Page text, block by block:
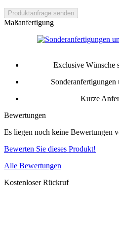
Produktanfrage senden
Maßanfertigung
Exclusive Wünsche
Kurze
Bewertungen
Es liegen noch keine Bewertungen
Bewerten Sie dieses Produkt!
Alle Bewertungen
Kostenloser Rückruf